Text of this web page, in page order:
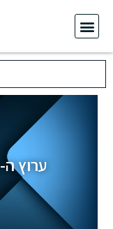
ערוץ ה-VOD של מרפא לפצע